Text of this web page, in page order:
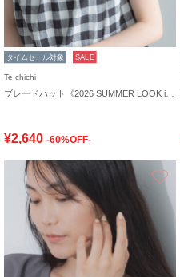
タイムセール対象 SALE
Te chichi
¥2,640 -60%OFF-